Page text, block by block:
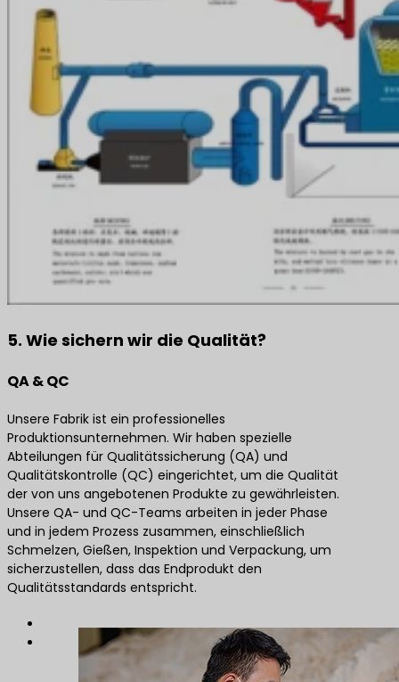
5. Wie sichern wir die Qualität?
QA & QC
Unsere Fabrik ist ein professionelles
Produktionsunternehmen. Wir haben spezielle
Abteilungen für Qualitätssicherung (QA) und
Qualitätskontrolle (QC) eingerichtet, um die Qualität
der von uns angebotenen Produkte zu gewährleisten.
Unsere QA- und QC-Teams arbeiten in jeder Phase
und in jedem Prozess zusammen, einschließlich
Schmelzen, Gießen, Inspektion und Verpackung, um
sicherzustellen, dass das Endprodukt den
Qualitätsstandards entspricht.